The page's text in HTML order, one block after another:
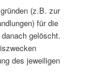
(z.B. zur
für die
gelöscht.
des jeweiligen